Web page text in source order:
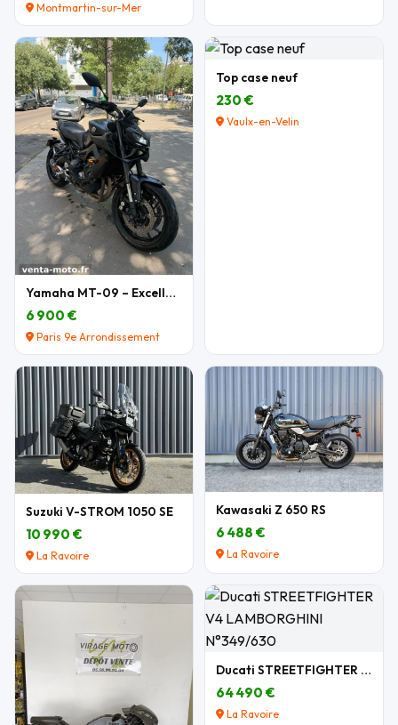
Montmartin-sur-Mer
Yamaha MT-09 – Excellent état – Nombreux équipemen
6 900 €
Paris 9e Arrondissement
Top case neuf
230 €
Vaulx-en-Velin
Suzuki V-STROM 1050 SE
10 990 €
La Ravoire
Kawasaki Z 650 RS
6 488 €
La Ravoire
Ducati STREETFIGHTER V4 LAMBORGHINI N°349/630
64 490 €
La Ravoire